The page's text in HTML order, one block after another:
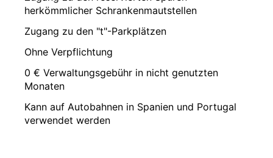
herkömmlicher Schrankenmautstellen
Zugang zu den "t"-Parkplätzen
Ohne Verpflichtung
0 € Verwaltungsgebühr in nicht genutzten
Monaten
Kann auf Autobahnen in Spanien und Portugal
verwendet werden